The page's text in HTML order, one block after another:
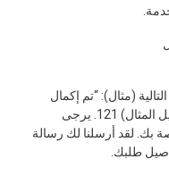
(مثال): “تم إكمال
طلبك. شكرًا لك." رقم طلبك هو (على سبيل المثال) 121. يرجى
بك. لقد أرسلنا لك رسالة
طلبك.